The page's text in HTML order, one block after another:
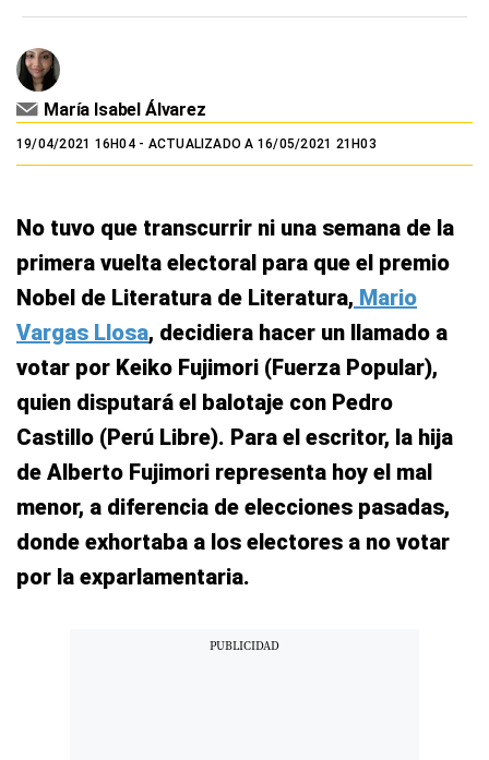
María Isabel Álvarez
19/04/2021 16H04- ACTUALIZADO A 16/05/2021 21H03
No tuvo que transcurrir ni una semana de la
primera vuelta electoral para que el premio
Nobel de Literatura de Literatura, Mario
Vargas Llosa, decidiera hacer un llamado a
votar por Keiko Fujimori (Fuerza Popular),
quien disputará el balotaje con Pedro
Castillo (Perú Libre). Para el escritor, la hija
de Alberto Fujimori representa hoy el mal
menor, a diferencia de elecciones pasadas,
donde exhortaba a los electores a no votar
por la exparlamentaria.